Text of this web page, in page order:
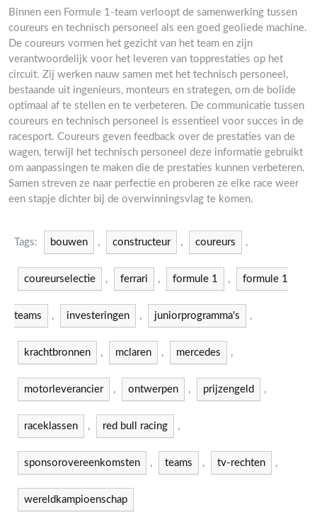
Binnen een Formule 1-team verloopt de samenwerking tussen
coureurs en technisch personeel als een goed geoliede machine.
De coureurs vormen het gezicht van het team en zijn
verantwoordelijk voor het leveren van topprestaties op het
circuit. Zij werken nauw samen met het technisch personeel,
bestaande uit ingenieurs, monteurs en strategen, om de bolide
optimaal af te stellen en te verbeteren. De communicatie tussen
coureurs en technisch personeel is essentieel voor succes in de
racesport. Coureurs geven feedback over de prestaties van de
wagen, terwijl het technisch personeel deze informatie gebruikt
om aanpassingen te maken die de prestaties kunnen verbeteren.
Samen streven ze naar perfectie en proberen ze elke race weer
een stapje dichter bij de overwinningsvlag te komen.
Tags: bouwen , constructeur , coureurs ,
coureurselectie , ferrari , formule 1 , formule 1
teams , investeringen , juniorprogramma's ,
krachtbronnen , mclaren , mercedes ,
motorleverancier , ontwerpen , prijzengeld ,
raceklassen , red bull racing ,
sponsorovereenkomsten , teams , tv-rechten ,
wereldkampioenschap